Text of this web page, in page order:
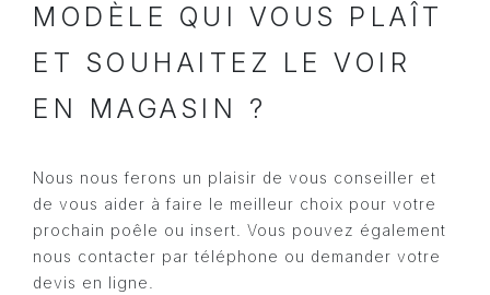
MODÈLE QUI VOUS PLAÎT
ET SOUHAITEZ LE VOIR
EN MAGASIN ?
Nous nous ferons un plaisir de vous conseiller et
de vous aider à faire le meilleur choix pour votre
prochain poêle ou insert. Vous pouvez également
nous contacter par téléphone ou demander votre
devis en ligne.